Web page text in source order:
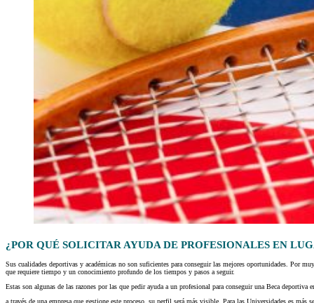
¿POR QUÉ SOLICITAR AYUDA DE PROFESIONALES EN
Sus cualidades deportivas y académicas no son suficientes para conseguir las mejores oportunidades. Por
que requiere tiempo y un conocimiento profundo de los tiempos y pasos a seguir.
Estas son algunas de las razones por las que pedir ayuda a un profesional para conseguir una Beca
a través de una empresa que gestione este proceso, su perfil será más visible. Para las Universidades es